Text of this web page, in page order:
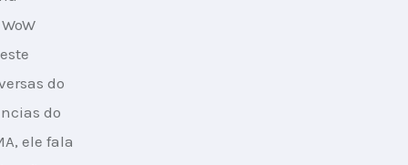
do
do
ele fala